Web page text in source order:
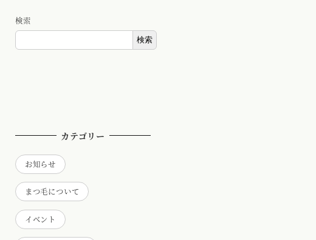
検索
検索
カテゴリー
お知らせ
まつ毛について
イベント